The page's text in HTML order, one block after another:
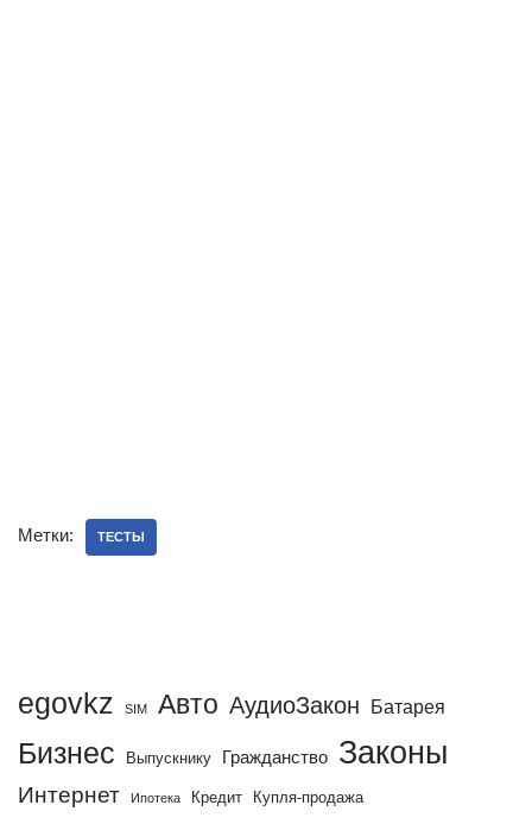
Метки: ТЕСТЫ
egovkz SIM Авто АудиоЗакон Батарея
Бизнес Выпускнику Гражданство Законы
Интернет Ипотека Кредит Купля-продажа